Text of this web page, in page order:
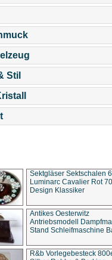
Stil
Sektgläser Sektschalen
Luminarc Cavalier Rot
Design Klassiker
Antikes Oesterwitz
Antriebsmodell
Stand Schleifmaschine
R&b Vorlegebesteck